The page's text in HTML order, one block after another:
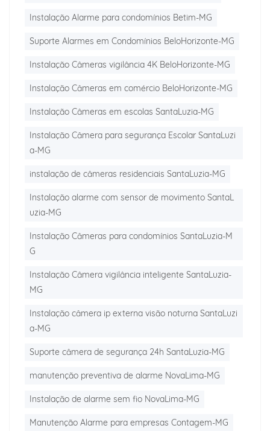
Instalação Alarme para condomínios Betim-MG
Suporte Alarmes em Condomínios BeloHorizonte-MG
Instalação Câmeras vigilância 4K BeloHorizonte-MG
Instalação Câmeras em comércio BeloHorizonte-MG
Instalação Câmeras em escolas SantaLuzia-MG
Instalação Câmera para segurança Escolar SantaLuzi
a-MG
instalação de câmeras residenciais SantaLuzia-MG
Instalação alarme com sensor de movimento SantaL
uzia-MG
Instalação Câmeras para condomínios SantaLuzia-M
G
Instalação Câmera vigilância inteligente SantaLuzia-
MG
Instalação câmera ip externa visão noturna SantaLuzi
a-MG
Suporte câmera de segurança 24h SantaLuzia-MG
manutenção preventiva de alarme NovaLima-MG
Instalação de alarme sem fio NovaLima-MG
Manutenção Alarme para empresas Contagem-MG